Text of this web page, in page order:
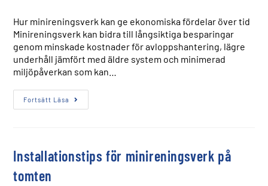
Hur minireningsverk kan ge ekonomiska fördelar över tid
Minireningsverk kan bidra till långsiktiga besparingar
genom minskade kostnader för avloppshantering, lägre
underhåll jämfört med äldre system och minimerad
miljöpåverkan som kan…
Fortsätt Läsa
Installationstips för minireningsverk på
tomten